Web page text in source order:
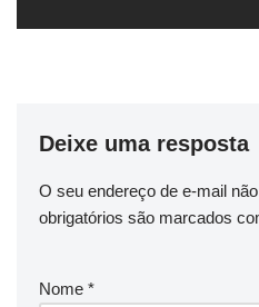
Deixe uma resposta
O seu endereço de e-mail
obrigatórios são marcados
Nome *